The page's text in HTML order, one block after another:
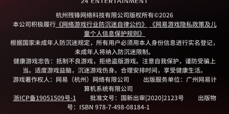
杭州残锋网络科技有限公司版权所有©2026
本公司积极履行《网络游戏行业防沉迷自律公约》
《网易游戏隐私政策及儿
童个人信息保护规则》
根据国家未成年人防沉迷规定，所有用户必须用本人身份信息进行实名登记，
未成年人将纳入防沉迷限制。
健康游戏忠告：抵制不良游戏，拒绝盗版游戏。注意自我保护，谨防受骗上
当。适度游戏益脑，沉迷游戏伤身。合理安排时间，享受健康生活。
游戏著作权人：网易（杭州）网络有限公司
出版服务单位：广州网易计
算机系统有限公司
浙ICP备19051509号-1
批准文号：国新出审[2020]2123号
出版物
号：ISBN 978-7-498-08184-1